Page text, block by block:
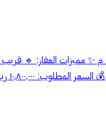
� للبيع – فيلا زاوية بحي حطين شمال الرياض نافذة على طريق ( الخير ) 📐 المساحة: 900